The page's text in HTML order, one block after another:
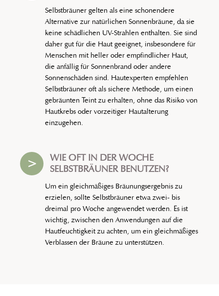
Selbstbräuner gelten als eine schonendere
Alternative zur natürlichen Sonnenbräune, da sie
keine schädlichen UV-Strahlen enthalten. Sie sind
daher gut für die Haut geeignet, insbesondere für
Menschen mit heller oder empfindlicher Haut,
die anfällig für Sonnenbrand oder andere
Sonnenschäden sind. Hautexperten empfehlen
Selbstbräuner oft als sichere Methode, um einen
gebräunten Teint zu erhalten, ohne das Risiko von
Hautkrebs oder vorzeitiger Hautalterung
einzugehen.
>
WIE OFT IN DER WOCHE
SELBSTBRÄUNER BENUTZEN?
Um ein gleichmäßiges Bräunungsergebnis zu
erzielen, sollte Selbstbräuner etwa zwei- bis
dreimal pro Woche angewendet werden. Es ist
wichtig, zwischen den Anwendungen auf die
Hautfeuchtigkeit zu achten, um ein gleichmäßiges
Verblassen der Bräune zu unterstützen.